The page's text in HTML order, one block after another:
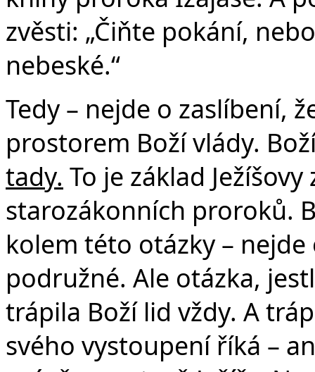
zvěsti: „Čiňte pokání,
nebeské.“
Tedy – nejde o zaslíbení,
prostorem Boží vlády.
tady. To je základ
starozákonních proroků.
kolem této otázky –
podružné. Ale otázka,
trápila Boží lid vždy. A
svého vystoupení říká –